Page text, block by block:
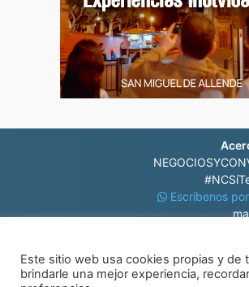
Escríbenos
Este sitio web usa cookies propias y de
brindarle una mejor experiencia,